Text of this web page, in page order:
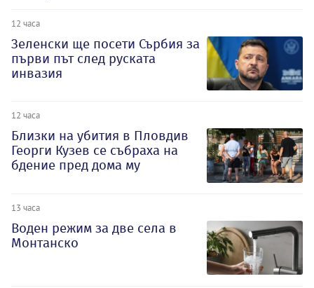
12 часа
Зеленски ще посети Сърбия за
първи път след руската
инвазия
12 часа
Близки на убития в Пловдив
Георги Кузев се събраха на
бдение пред дома му
13 часа
Воден режим за две села в
Монтанско